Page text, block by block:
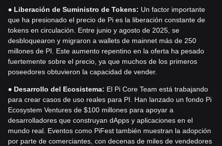
● Liberación de Suministro de Tokens: Un factor importante
que ha presionado el precio de Pi es la liberación constante de
tokens en circulación. Entre junio y agosto de 2025, se
desbloquearon y migraron a wallets de mainnet más de 250
millones de PI. Este aumento repentino en la oferta ha pesado
fuertemente sobre el precio, ya que muchos de los primeros
poseedores obtuvieron la capacidad de vender.
● Desarrollo del Ecosistema: El Pi Core Team está trabajando
para crear casos de uso reales para PI. Han lanzado un fondo Pi
Ecosystem Ventures de $100 millones para apoyar a
desarrolladores que construyan dApps y aplicaciones en el
mundo real. Eventos como PiFest también muestran la adopción
por parte de comerciantes, con decenas de miles de vendedores